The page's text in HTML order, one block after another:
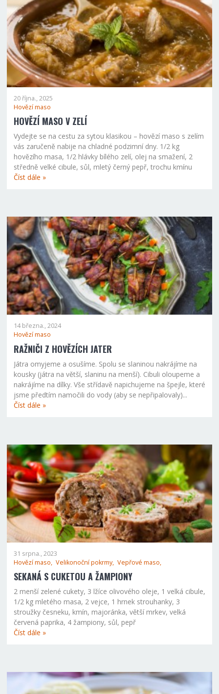
20 října., 2025
Hovězí maso
HOVĚZÍ MASO V ZELÍ
Vydejte se na cestu za sytou klasikou – hovězí maso s zelím
vás zaručeně nabije na chladné podzimní dny. 1/2 kg
hovězího masa, 1/2 hlávky bílého zelí, olej na smažení, 2
středně velké cibule, sůl, mletý černý pepř, trochu kmínu
Číst dále »
14 března., 2024
Hovězí maso
RAŽNIČI Z HOVĚZÍCH JATER
Játra omyjeme a osušíme. Spolu se slaninou nakrájíme na
kousky (játra na větší, slaninu na menší). Cibuli oloupeme a
nakrájíme na dílky. Vše střídavě napichujeme na špejle, které
jsme předtím namočili do vody (aby se nepřipalovaly)...
Číst dále »
31 srpna., 2023
Hovězí maso, Velikonoční pokrmy, Vepřové maso,
SEKANÁ S CUKETOU A ŽAMPIONY
2 menší zelené cukety, 3 lžíce olivového oleje, 1 velká cibule,
1/2 kg mletého masa, 2 vejce, 1 hrnek strouhanky, 3
stroužky česneku, kmín, majoránka, větší mrkev, velká
červená paprika, 4 žampiony, sůl, pepř
Číst dále »